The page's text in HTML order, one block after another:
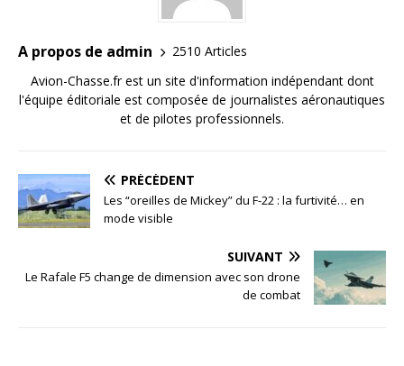
A propos de admin
2510 Articles
Avion-Chasse.fr est un site d'information indépendant dont
l'équipe éditoriale est composée de journalistes aéronautiques
et de pilotes professionnels.
PRÉCÉDENT
Les “oreilles de Mickey” du F-22 : la furtivité… en
mode visible
SUIVANT
Le Rafale F5 change de dimension avec son drone
de combat